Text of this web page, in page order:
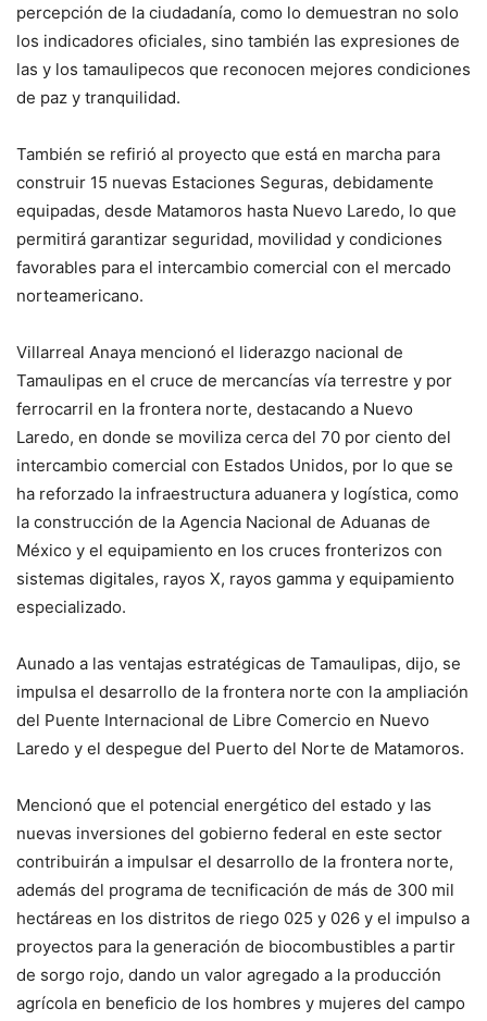
percepción de la ciudadanía, como lo demuestran no solo
los indicadores oficiales, sino también las expresiones de
las y los tamaulipecos que reconocen mejores condiciones
de paz y tranquilidad.
También se refirió al proyecto que está en marcha para
construir 15 nuevas Estaciones Seguras, debidamente
equipadas, desde Matamoros hasta Nuevo Laredo, lo que
permitirá garantizar seguridad, movilidad y condiciones
favorables para el intercambio comercial con el mercado
norteamericano.
Villarreal Anaya mencionó el liderazgo nacional de
Tamaulipas en el cruce de mercancías vía terrestre y por
ferrocarril en la frontera norte, destacando a Nuevo
Laredo, en donde se moviliza cerca del 70 por ciento del
intercambio comercial con Estados Unidos, por lo que se
ha reforzado la infraestructura aduanera y logística, como
la construcción de la Agencia Nacional de Aduanas de
México y el equipamiento en los cruces fronterizos con
sistemas digitales, rayos X, rayos gamma y equipamiento
especializado.
Aunado a las ventajas estratégicas de Tamaulipas, dijo, se
impulsa el desarrollo de la frontera norte con la ampliación
del Puente Internacional de Libre Comercio en Nuevo
Laredo y el despegue del Puerto del Norte de Matamoros.
Mencionó que el potencial energético del estado y las
nuevas inversiones del gobierno federal en este sector
contribuirán a impulsar el desarrollo de la frontera norte,
además del programa de tecnificación de más de 300 mil
hectáreas en los distritos de riego 025 y 026 y el impulso a
proyectos para la generación de biocombustibles a partir
de sorgo rojo, dando un valor agregado a la producción
agrícola en beneficio de los hombres y mujeres del campo